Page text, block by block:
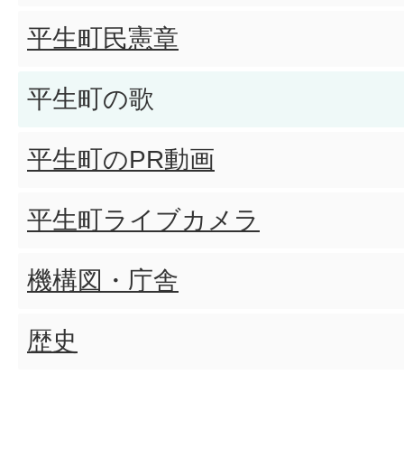
平生町民憲章
平生町の歌
平生町のPR動画
平生町ライブカメラ
機構図・庁舎
歴史